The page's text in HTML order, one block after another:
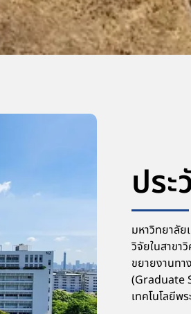
ปร
มหาวิทยาลัย
วิจัยในสาขา
ขยายงานท
(Graduate
เทคโนโลยีพ